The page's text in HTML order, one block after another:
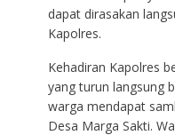
dapat dirasakan
Kapolres.
Kehadiran Kapolres
yang turun langsung
warga mendapat
Desa Marga Sakti.